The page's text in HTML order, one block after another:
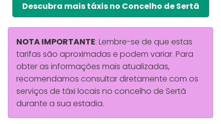
Descubra mais táxis no Concelho de Sertã
NOTA IMPORTANTE: Lembre-se de que estas
tarifas são aproximadas e podem variar. Para
obter as informações mais atualizadas,
recomendamos consultar diretamente com os
serviços de táxi locais no concelho de Sertã
durante a sua estadia.